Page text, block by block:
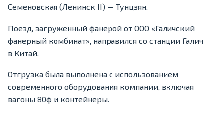
Семеновская (Ленинск II) — Тунцзян.
Поезд, загруженный фанерой от ООО «Галичский
фанерный комбинат», направился со станции Галич
в Китай.
Отгрузка была выполнена с использованием
современного оборудования компании, включая
вагоны 80ф и контейнеры.